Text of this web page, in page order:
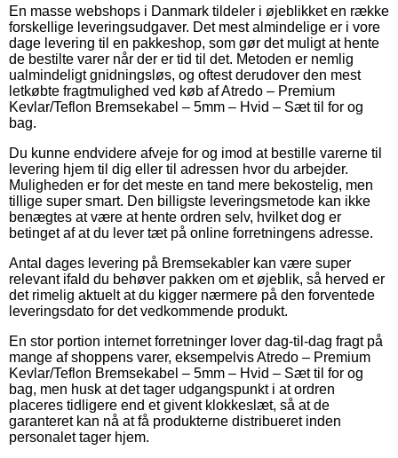
En masse webshops i Danmark tildeler i øjeblikket en række
forskellige leveringsudgaver. Det mest almindelige er i vore
dage levering til en pakkeshop, som gør det muligt at hente
de bestilte varer når der er tid til det. Metoden er nemlig
ualmindeligt gnidningsløs, og oftest derudover den mest
letkøbte fragtmulighed ved køb af Atredo – Premium
Kevlar/Teflon Bremsekabel – 5mm – Hvid – Sæt til for og
bag.
Du kunne endvidere afveje for og imod at bestille varerne til
levering hjem til dig eller til adressen hvor du arbejder.
Muligheden er for det meste en tand mere bekostelig, men
tillige super smart. Den billigste leveringsmetode kan ikke
benægtes at være at hente ordren selv, hvilket dog er
betinget af at du lever tæt på online forretningens adresse.
Antal dages levering på Bremsekabler kan være super
relevant ifald du behøver pakken om et øjeblik, så herved er
det rimelig aktuelt at du kigger nærmere på den forventede
leveringsdato for det vedkommende produkt.
En stor portion internet forretninger lover dag-til-dag fragt på
mange af shoppens varer, eksempelvis Atredo – Premium
Kevlar/Teflon Bremsekabel – 5mm – Hvid – Sæt til for og
bag, men husk at det tager udgangspunkt i at ordren
placeres tidligere end et givent klokkeslæt, så at de
garanteret kan nå at få produkterne distribueret inden
personalet tager hjem.